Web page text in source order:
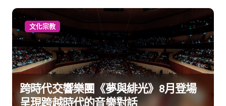
文化宗教
跨時代交響樂團《夢與緋光》8⽉登場
呈現跨越時代的⾳樂對話